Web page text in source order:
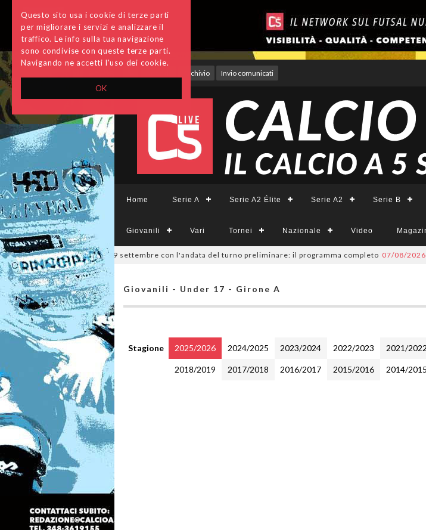
OK
Questo sito usa i cookie di terze parti
per migliorare i servizi e analizzare il
traffico. Le info sulla tua navigazione
sono condivise con queste terze parti.
Navigando ne accetti l'uso dei cookie.
Archivio Invio comunicati
Home Serie A Serie A2 Élite Serie A2 Serie B
Giovanili Vari Tornei Nazionale Video
Divisione, si parte il 19 settembre con l'andata del turno preliminare: il programma completo 07/08/2026
Giovanili - Under 17 - Girone A
Stagione 2025/2026 2024/2025 2023/2024 2022/2023 2021/2022
2018/2019 2017/2018 2016/2017 2015/2016 2014/2015